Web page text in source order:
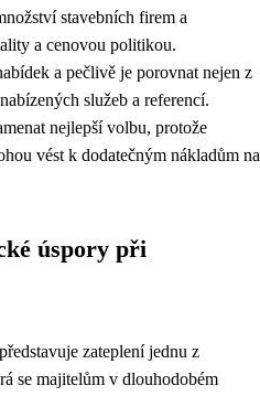
stavebních firem a
a cenovou politikou.
a pečlivě je porovnat nejen z
služeb a referencí.
nejlepší volbu, protože
vést k dodatečným nákladům na
úspory při
zateplení jednu z
se majitelům v dlouhodobém